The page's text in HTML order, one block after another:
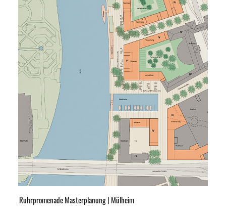
Ruhrpromenade Masterplanung | Mülheim